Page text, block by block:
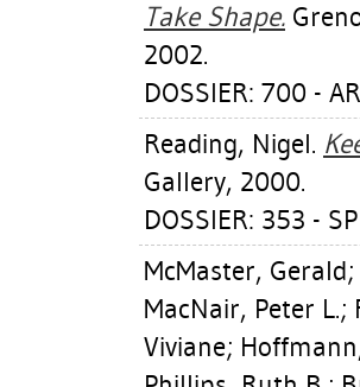
Take Shape.
2002.
DOSSIER: 700 -
Reading, Nigel.
Gallery, 2000.
DOSSIER: 353 -
McMaster, Gerald;
MacNair, Peter L.;
Viviane;